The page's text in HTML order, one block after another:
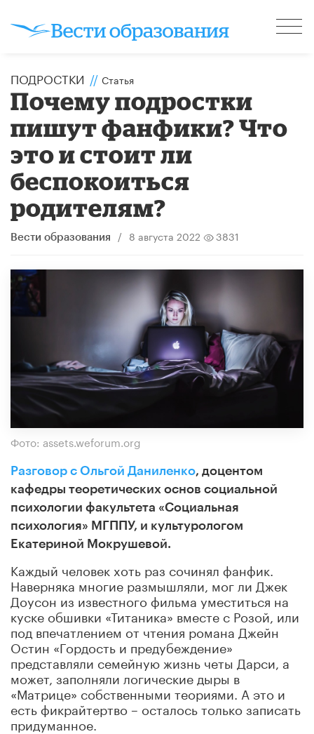
ПОДРОСТКИ // Статья
Почему подростки
пишут фанфики? Что
это и стоит ли
беспокоиться
родителям?
Вести образования / 8 августа 2022 3831
Фото: assets.weforum.org
Разговор с Ольгой Даниленко, доцентом
кафедры теоретических основ социальной
психологии факультета «Социальная
психология» МГППУ, и культурологом
Екатериной Мокрушевой.
Каждый человек хоть раз сочинял фанфик.
Наверняка многие размышляли, мог ли Джек
Доусон из известного фильма уместиться на
куске обшивки «Титаника» вместе с Розой, или
под впечатлением от чтения романа Джейн
Остин «Гордость и предубеждение»
представляли семейную жизнь четы Дарси, а
может, заполняли логические дыры в
«Матрице» собственными теориями. А это и
есть фикрайтертво – осталось только записать
придуманное.